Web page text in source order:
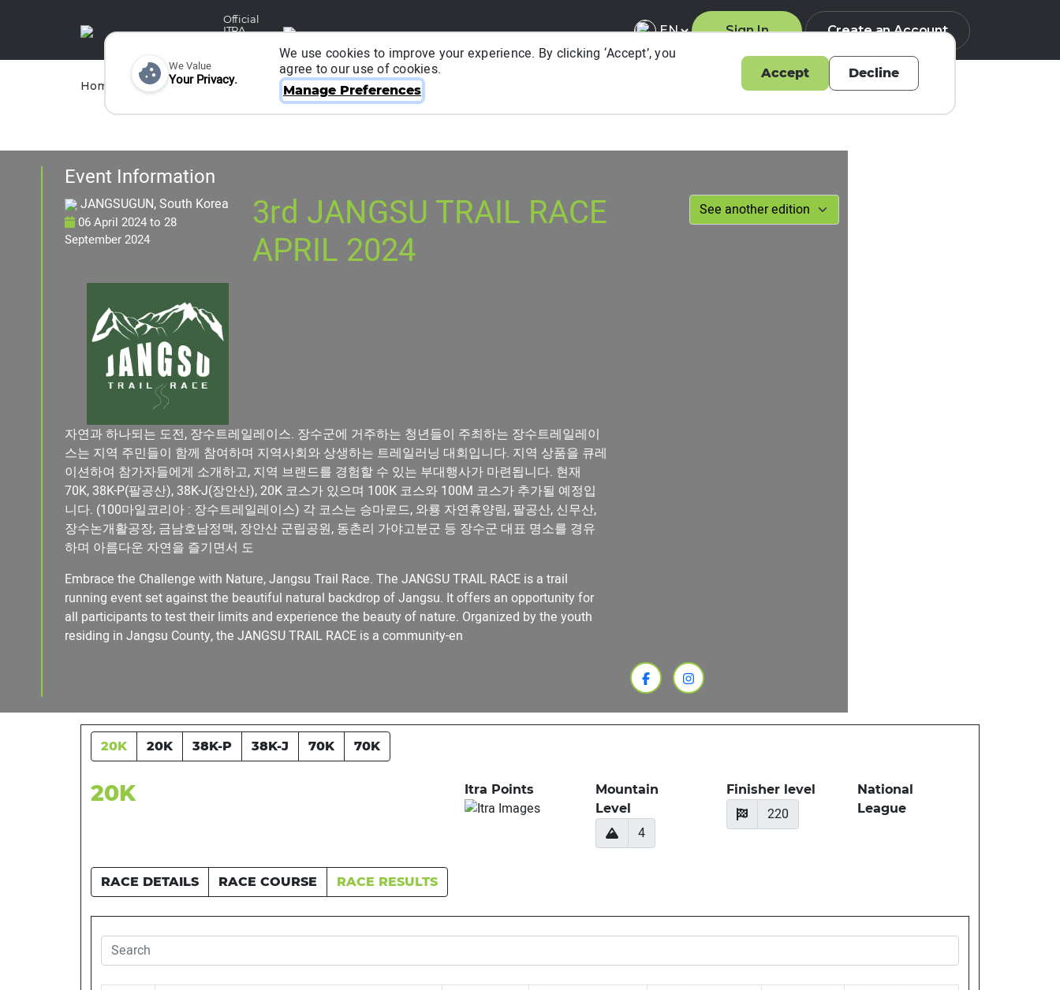
Official
ITRA
Sign In Create an Account
Home Races Runners Organizers About ITRA
Event Information
JANGSUGUN, South Korea
06 April 2024to 28
September 2024
3rd JANGSU TRAIL RACE
APRIL 2024
자연과 하나되는 도전, 장수트레일레이스. 장수군에 거주하는 청년들이 주최하는 장수트레일레이
스는 지역 주민들이 함께 참여하며 지역사회와 상생하는 트레일러닝 대회입니다. 지역 상품을 큐레
이션하여 참가자들에게 소개하고, 지역 브랜드를 경험할 수 있는 부대행사가 마련됩니다. 현재
70K, 38K-P(팔공산), 38K-J(장안산), 20K 코스가 있으며 100K 코스와 100M 코스가 추가될 예정입
니다. (100마일코리아 : 장수트레일레이스) 각 코스는 승마로드, 와룡 자연휴양림, 팔공산, 신무산,
장수논개활공장, 금남호남정맥, 장안산 군립공원, 동촌리 가야고분군 등 장수군 대표 명소를 경유
하며 아름다운 자연을 즐기면서 도
Embrace the Challenge with Nature, Jangsu Trail Race. The JANGSU TRAIL RACE is a trail
running event set against the beautiful natural backdrop of Jangsu. It offers an opportunity for
all participants to test their limits and experience the beauty of nature. Organized by the youth
residing in Jangsu County, the JANGSU TRAIL RACE is a community-en
20K 20K 38K-P 38K-J 70K 70K
20K Itra Points
Mountain
Level
4
Finisher level
220
National
League
RACE DETAILS RACE COURSE RACE RESULTS
We Value
Your Privacy.
We use cookies to improve your experience. By clicking ‘Accept’, you
agree to our use of cookies.
Manage Preferences
Accept Decline